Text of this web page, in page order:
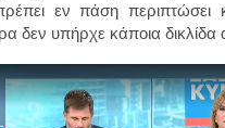
εν πάση περιπτώσει
δεν υπήρχε κάποια δικλίδα